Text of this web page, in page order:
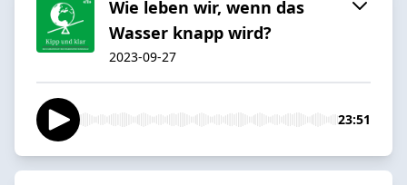
Wie leben wir, wenn das
Wasser knapp wird?
2023-09-27
23:51